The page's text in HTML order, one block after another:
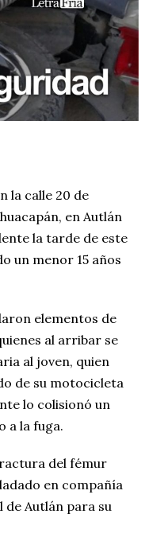
la calle 20 de
en Autlán
la tarde de este
un menor 15 años
elementos de
al arribar se
al joven, quien
de su motocicleta
lo colisionó un
a la fuga.
del fémur
en compañía
de Autlán para su